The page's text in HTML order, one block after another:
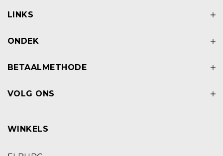
LINKS
ONDEK
BETAALMETHODE
VOLG ONS
WINKELS